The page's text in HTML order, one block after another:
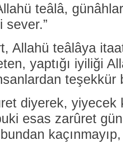
teâlâ,
sever.”
Allahü teâlâya
yaptığı iyiliği
teşekkür
diyerek, yiyecek
esas zarûret